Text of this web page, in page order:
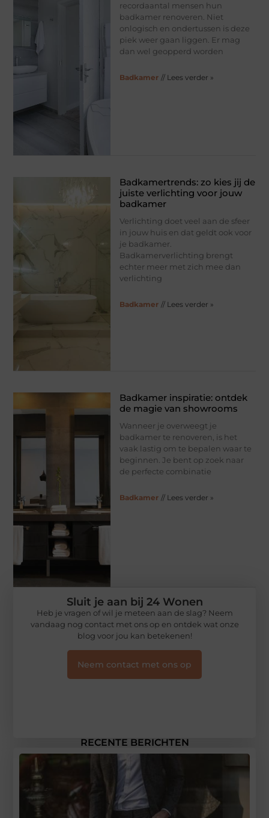
recordaantal mensen hun
badkamer renoveren. Niet
onlogisch en ondertussen is deze
piek weer gaan liggen. Er mag
dan wel geopperd worden
Badkamer // Lees verder »
Badkamertrends: zo kies jij de
juiste verlichting voor jouw
badkamer
Verlichting doet veel aan de sfeer
in jouw huis en dat geldt ook voor
je badkamer.
Badkamerverlichting brengt
echter meer met zich mee dan
verlichting
Badkamer // Lees verder »
Badkamer inspiratie: ontdek
de magie van showrooms
Wanneer je overweegt je
badkamer te renoveren, is het
vaak lastig om te bepalen waar te
beginnen. Je bent op zoek naar
de perfecte combinatie
Badkamer // Lees verder »
RECENTE BERICHTEN
Sluit je aan bij 24 Wonen
Heb je vragen of wil je meteen aan de slag? Neem
vandaag nog contact met ons op en ontdek wat onze
blog voor jou kan betekenen!
Neem contact met ons op